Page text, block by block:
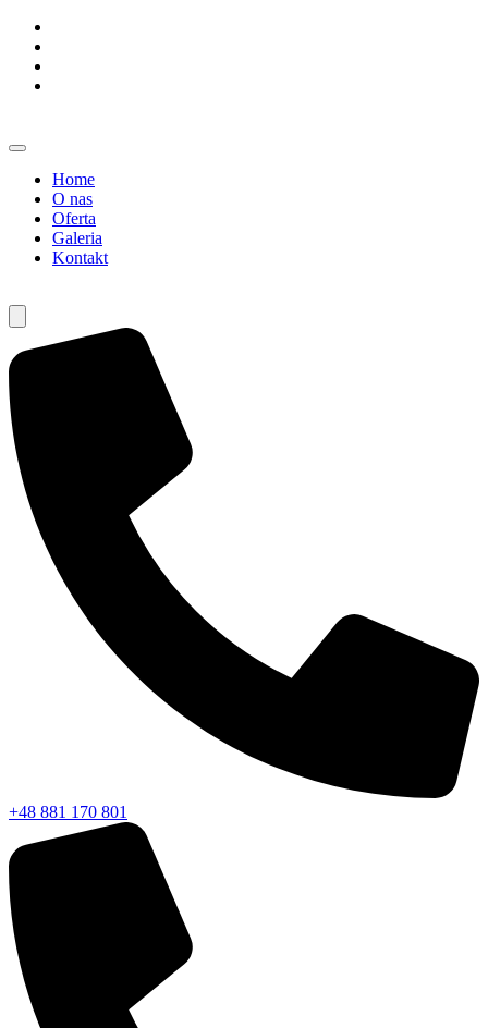
Home
O nas
Oferta
Galeria
Kontakt
+48 881 170 801